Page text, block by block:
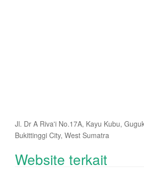
Jl. Dr A Riva'i No.17A, Kayu Kubu,
Bukittinggi City, West Sumatra
Website terkait